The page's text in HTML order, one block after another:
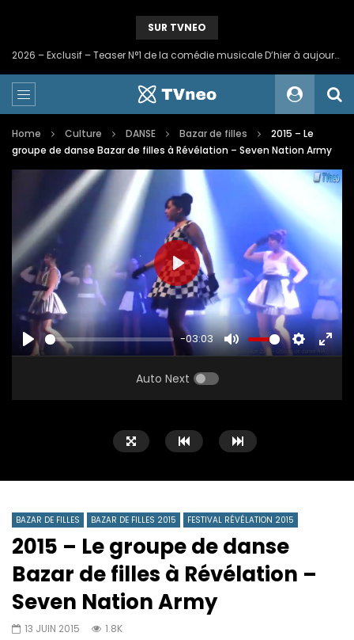
SUR TVNEO
2024 – Une statue colossale en métal en hommage à nos mineurs de fer
Home Culture DANSE Bazar de filles
2015 – Le
groupe de danse Bazar de filles à Révélation – Seven Nation Army
PLAY
-03:03
MUTE SETTINGS
PLAY
Auto Next
BAZAR DE FILLES BAZAR DE FILLES 2015 FESTIVAL RÉVÉLATION 2015
2015 – Le groupe de danse
Bazar de filles à Révélation –
Seven Nation Army
13 JUIN 2015 1.8K